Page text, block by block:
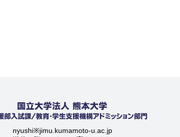
nyushi※jimu.kumamoto-u.ac.jp